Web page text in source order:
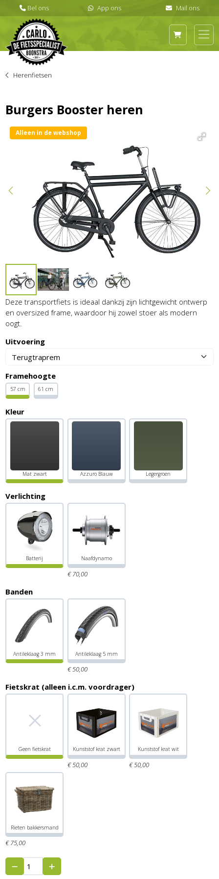
Herenfietsen
Burgers Booster heren
Alleen in de webshop
Deze transportfiets is ideaal dankzij zijn lichtgewicht ontwerp
en oversized frame, waardoor hij zowel stoer als modern
oogt.
Uitvoering
Framehoogte
57 cm 61 cm
Kleur
Mat zwart Azzuro Blauw Legergroen
Verlichting
Batterij Naafdynamo
€70,00
Banden
Antileklaag 3 mm Antileklaag 5 mm
€50,00
Fietskrat (alleen i.c.m. voordrager)
Geen fietskrat Kunststof krat zwart
€50,00
Kunststof krat wit
€50,00
Rieten bakkersmand
€75,00